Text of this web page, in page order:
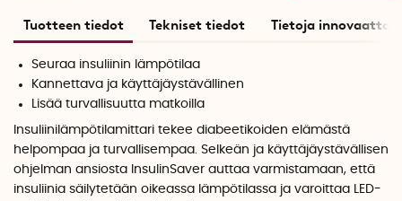
Tuotteen tiedot Tekniset tiedot Tietoja
Seuraa insuliinin lämpötilaa
Kannettava ja käyttäjäystävällinen
Lisää turvallisuutta matkoilla
Insuliinilämpötilamittari tekee diabeetikoiden elämästä
helpompaa ja turvallisempaa. Selkeän ja käyttäjäystävällisen
ohjelman ansiosta InsulinSaver auttaa varmistamaan, että
insuliinia säilytetään oikeassa lämpötilassa ja varoittaa LED-